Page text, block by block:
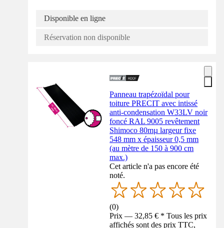
Disponible en ligne
Réservation non disponible
Panneau trapézoïdal pour
toiture PRECIT avec intissé
anti-condensation W33LV noir
foncé RAL 9005 revêtement
Shimoco 80mµ largeur fixe
548 mm x épaisseur 0,5 mm
(au mètre de 150 à 900 cm
max.)
Cet article n'a pas encore été
noté.
(0)
Prix — 32,85 € * Tous les prix
affichés sont des prix TTC,